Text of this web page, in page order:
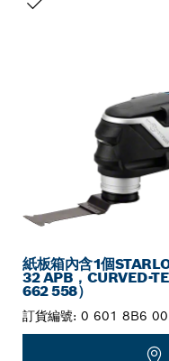
紙板箱內含1個
32 APB，CURVED-
662 558）
訂貨編號: 0 601 8B6